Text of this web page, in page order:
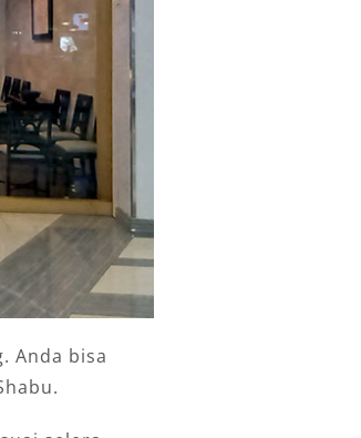
Anda bisa